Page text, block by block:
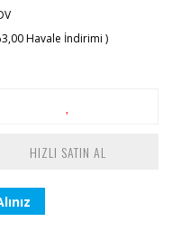
Havale İndirimi )
HIZLI SATIN AL